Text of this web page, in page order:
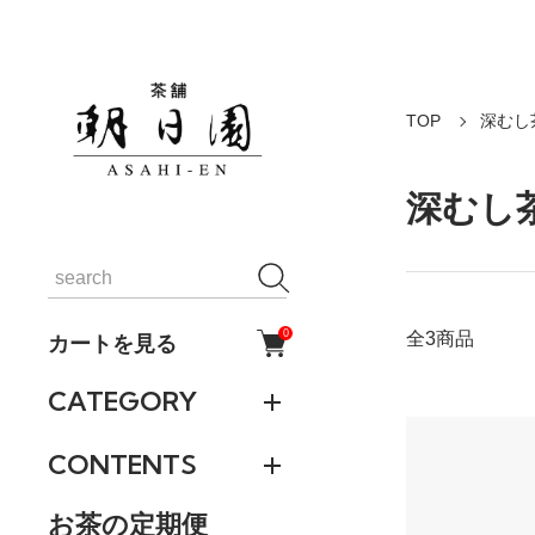
カートを見る 0
CATEGORY
CONTENTS
お茶の定期便
TOP 深むし
深むし
全3商品